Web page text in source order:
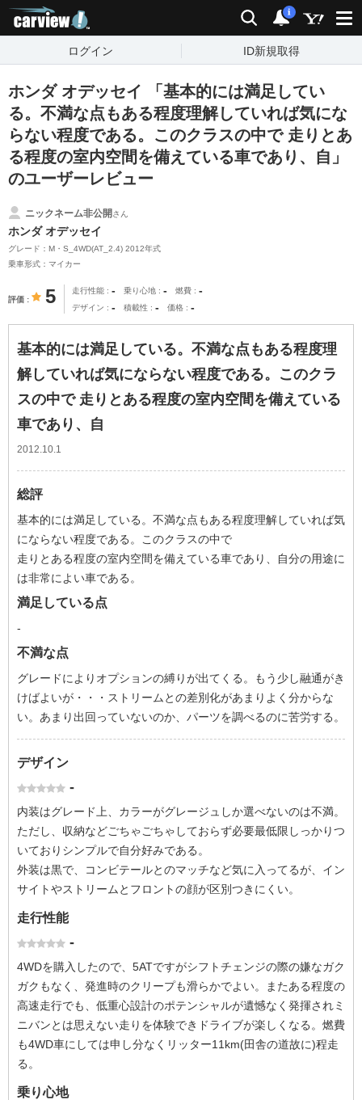
検索 通知
i
ログイン ID新規取得
ホンダ オデッセイ 「基本的には満足してい
る。不満な点もある程度理解していれば気にな
らない程度である。このクラスの中で 走りとあ
る程度の室内空間を備えている車であり、自」
のユーザーレビュー
ニックネーム非公開さん
ホンダ オデッセイ
グレード：M・S_4WD(AT_2.4) 2012年式
乗車形式：マイカー
評価 5 走行性能 - 乗り心地 - 燃費 -
デザイン - 積載性 - 価格 -
基本的には満足している。不満な点もある程度理
解していれば気にならない程度である。このクラ
スの中で 走りとある程度の室内空間を備えている
車であり、自
2012.10.1
総評
基本的には満足している。不満な点もある程度理解していれば気
にならない程度である。このクラスの中で
走りとある程度の室内空間を備えている車であり、自分の用途に
は非常によい車である。
満足している点
-
不満な点
グレードによりオプションの縛りが出てくる。もう少し融通がき
けばよいが・・・ストリームとの差別化があまりよく分からな
い。あまり出回っていないのか、パーツを調べるのに苦労する。
デザイン
-
内装はグレード上、カラーがグレージュしか選べないのは不満。
ただし、収納などごちゃごちゃしておらず必要最低限しっかりつ
いておりシンプルで自分好みである。
外装は黒で、コンビテールとのマッチなど気に入ってるが、イン
サイトやストリームとフロントの顔が区別つきにくい。
走行性能
-
4WDを購入したので、5ATですがシフトチェンジの際の嫌なガク
ガクもなく、発進時のクリープも滑らかでよい。またある程度の
高速走行でも、低重心設計のポテンシャルが遺憾なく発揮されミ
ニバンとは思えない走りを体験できドライブが楽しくなる。燃費
も4WD車にしては申し分なくリッター11km(田舎の道故に)程走
る。
乗り心地